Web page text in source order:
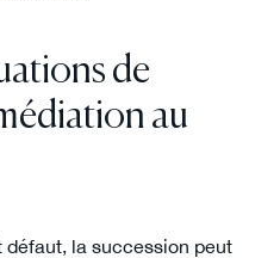
de
au
la succession peut